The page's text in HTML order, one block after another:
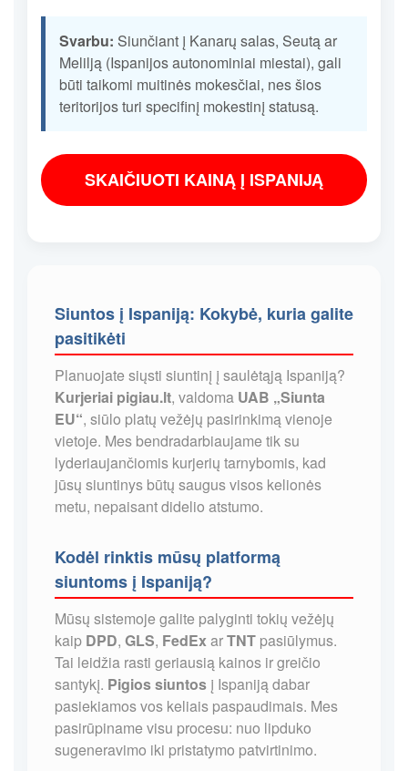
Svarbu: Siunčiant į Kanarų salas, Seutą ar
Melilją (Ispanijos autonominiai miestai), gali
būti taikomi muitinės mokesčiai, nes šios
teritorijos turi specifinį mokestinį statusą.
SKAIČIUOTI KAINĄ Į ISPANIJĄ
Siuntos į Ispaniją: Kokybė, kuria galite
pasitikėti
Planuojate siųsti siuntinį į saulėtąją Ispaniją?
Kurjeriai pigiau.lt, valdoma UAB „Siunta
EU“, siūlo platų vežėjų pasirinkimą vienoje
vietoje. Mes bendradarbiaujame tik su
lyderiaujančiomis kurjerių tarnybomis, kad
jūsų siuntinys būtų saugus visos kelionės
metu, nepaisant didelio atstumo.
Kodėl rinktis mūsų platformą
siuntoms į Ispaniją?
Mūsų sistemoje galite palyginti tokių vežėjų
kaip DPD, GLS, FedExarTNT pasiūlymus.
Tai leidžia rasti geriausią kainos ir greičio
santykį. Pigios siuntos į Ispaniją dabar
pasiekiamos vos keliais paspaudimais. Mes
pasirūpiname visu procesu: nuo lipduko
sugeneravimo iki pristatymo patvirtinimo.